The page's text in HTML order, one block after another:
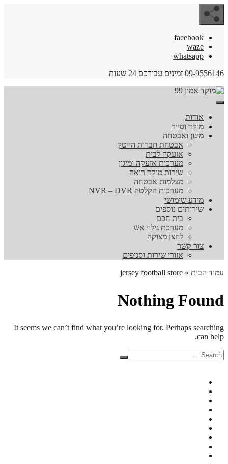
facebook
waze
whatsapp
09-9556146 זמינים עבורכם 24 שעות
אודות
מוקד וסיור
מיגון ואבטחה
אבטחת חברות הייטק
אזעקה לבית
מערכות אזעקה ומיגון
שירות מוקד רואה
מצלמות אבטחה
מערכות הקלטה NVR – DVR
מידע שימושי
שירותים נוספים
בית חכם
מערכת גילוי אש
לחצן מצוקה
צור קשר
אזורי שירות וסניפים
עמוד הבית »
jersey football store
Nothing Found
It seems we can’t find what you’re looking for. Perhaps searching
can help.
Search
for:
Search